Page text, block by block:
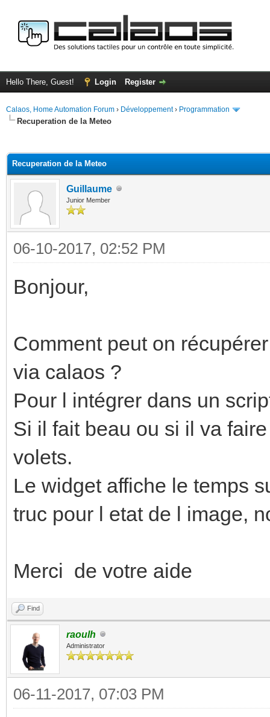
Hello There, Guest! Login Register
Calaos, Home Automation Forum › Développement› Programmation
Recuperation de la Meteo
Recuperation de la Meteo
Guillaume
Junior Member
06-10-2017, 02:52 PM
Bonjour,
Comment peut on
via calaos ?
Pour l intégrer dans un
Si il fait beau ou si il va
volets.
Le widget affiche le temps
truc pour l etat de l image,
Merci de votre aide
Find
raoulh
Administrator
06-11-2017, 07:03 PM